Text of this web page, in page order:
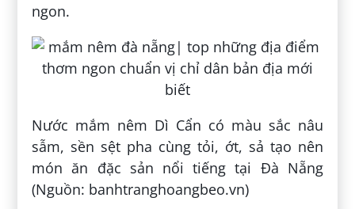
ngon.
Nước mắm nêm Dì Cẩn có màu sắc nâu
sẫm, sền sệt pha cùng tỏi, ớt, sả tạo nên
món ăn đặc sản nổi tiếng tại Đà Nẵng
(Nguồn: banhtranghoangbeo.vn)